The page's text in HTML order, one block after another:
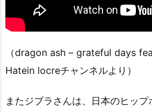
（dragon ash – grateful days
Hatein locreチャンネルより）
またジブラさんは、日本のヒップ